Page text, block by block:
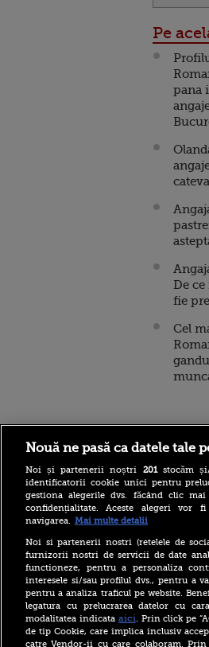
Pe
pana
De
fie
Cel
Cernavodă
august. În
crescut cu
ultimele 3
Vremea
România
caniculă și
Andreea
Nouă ne pasă ca datele tale
Noi și partenerii noștri 201stocăm și/
identificatorii cookie unici pentru
gestiona alegerile dvs. făcând clic
confidențialitate. Aceste alegeri
navigarea. Mai multe detalii
Noi si partenerii nostri (retelele de
furnizorii nostri de servicii de date
functioneze, pentru a personaliza
interesele si/sau profilul dvs., pentru a
pentru a analiza traficul pe website.
legatura cu prelucrarea datelor cu
modalitatea indicata aici. Prin click pe
de tip Cookie, care implica inclusiv
catre Vendor-ii cu care colaboram. Prin